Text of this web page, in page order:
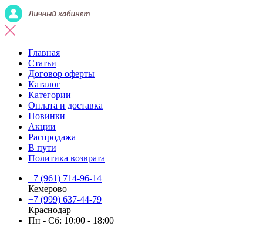
Главная
Статьи
Договор оферты
Каталог
Категории
Оплата и доставка
Новинки
Акции
Распродажа
В пути
Политика возврата
+7 (961) 714-96-14
Кемерово
+7 (999) 637-44-79
Краснодар
Пн - Сб: 10:00 - 18:00